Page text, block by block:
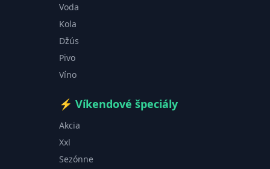
Voda
Kola
Džús
Pivo
Víno
⚡ Víkendové špeciály
Akcia
Xxl
Sezónne